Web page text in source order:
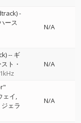
-
ース
N/A
-- ギ
ト・
N/A
ェイ
ェラ
N/A